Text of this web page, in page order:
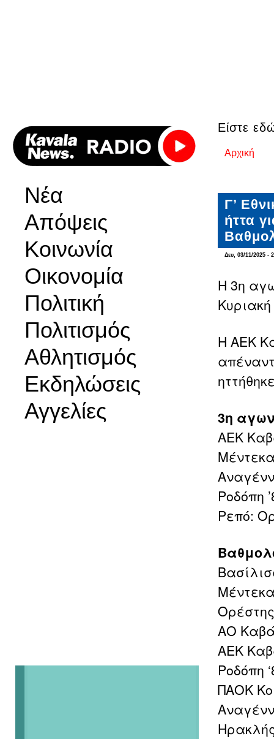
Νέα
Απόψεις
Κοινωνία
Οικονομία
Πολιτική
Πολιτισμός
Αθλητισμός
Εκδηλώσεις
Αγγελίες
Είστε
Αρχική
Γ’
ήττα
Δευ, 03/11/2025 -
Η 3η
Η ΑΕΚ
3η
ΑΕΚ
Ροδόπη
Ρεπό:
ΑΟ
ΑΕΚ
Ροδόπη
ΠΑΟΚ